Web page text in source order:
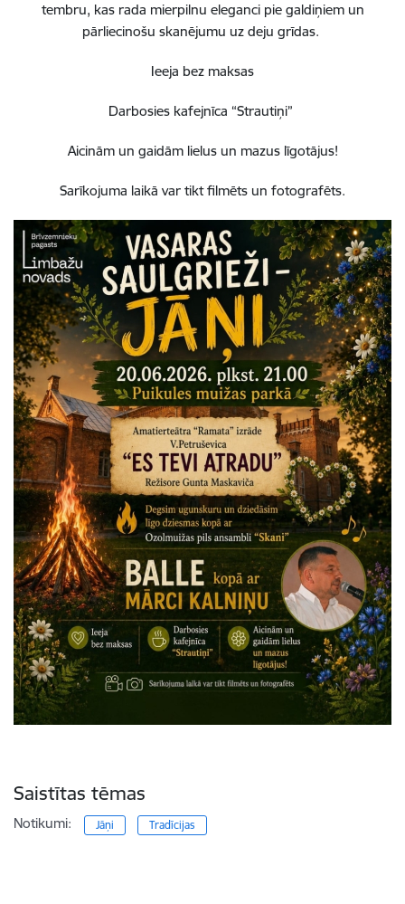
tembru, kas rada mierpilnu eleganci pie galdiņiem un
pārliecinošu skanējumu uz deju grīdas.
Ieeja bez maksas
Darbosies kafejnīca “Strautiņi”
Aicinām un gaidām lielus un mazus līgotājus!
Sarīkojuma laikā var tikt filmēts un fotografēts.
Saistītas tēmas
Notikumi: Jāņi Tradīcijas